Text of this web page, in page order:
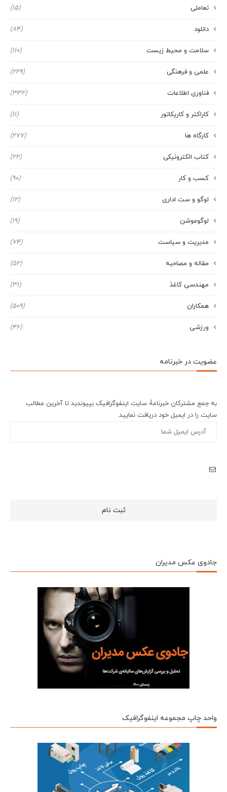
تعاملی (15)
دانلود (84)
سلامت و محیط زیست (110)
علمی و فرهنگی (229)
فناوری اطلاعات (332)
کاراکتر و کاریکاتور (11)
کارگاه ها (277)
کتاب الکترونیکی (22)
کسب و کار (90)
لوگو و ست اداری (12)
لوگوموشن (19)
مدیریت و سیاست (74)
مقاله و مصاحبه (52)
مهندسی کاغذ (31)
همکاران (509)
ورزشی (46)
عضویت در خبرنامه
به جمع مشترکان خبرنامۀ سایت اینفوگرافیک بپیوندید تا آخرین مطالب
سایت را در ایمیل خود دریافت نمایید.
جادوی عکس مدیران
واحد چاپ مجموعه اینفوگرافیک